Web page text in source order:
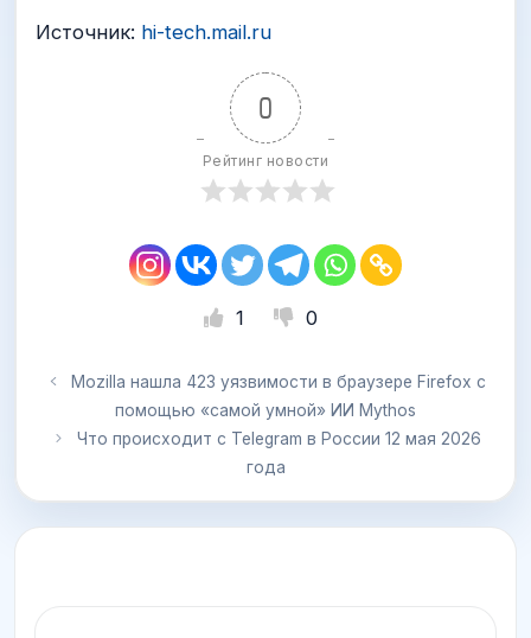
Источник: hi-tech.mail.ru
0
Рейтинг новости
1 0
Mozilla нашла 423 уязвимости в браузере Firefox с
помощью «самой умной» ИИ Mythos
Что происходит с Telegram в России 12 мая 2026
года